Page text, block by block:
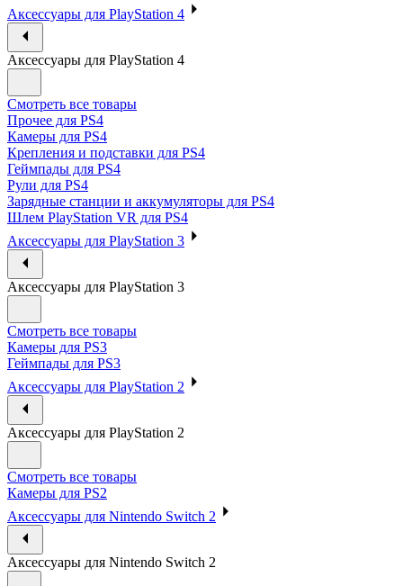
Аксессуары для PlayStation 4
Аксессуары для PlayStation 4
Смотреть все товары
Прочее для PS4
Камеры для PS4
Крепления и подставки для PS4
Геймпады для PS4
Рули для PS4
Зарядные станции и аккумуляторы для PS4
Шлем PlayStation VR для PS4
Аксессуары для PlayStation 3
Аксессуары для PlayStation 3
Смотреть все товары
Камеры для PS3
Геймпады для PS3
Аксессуары для PlayStation 2
Аксессуары для PlayStation 2
Смотреть все товары
Камеры для PS2
Аксессуары для Nintendo Switch 2
Аксессуары для Nintendo Switch 2